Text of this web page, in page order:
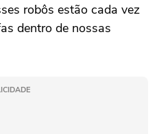
robôs estão cada vez
dentro de nossas